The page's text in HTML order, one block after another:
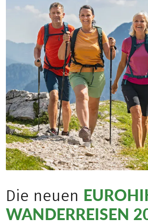
Die neuen
WANDERREISEN